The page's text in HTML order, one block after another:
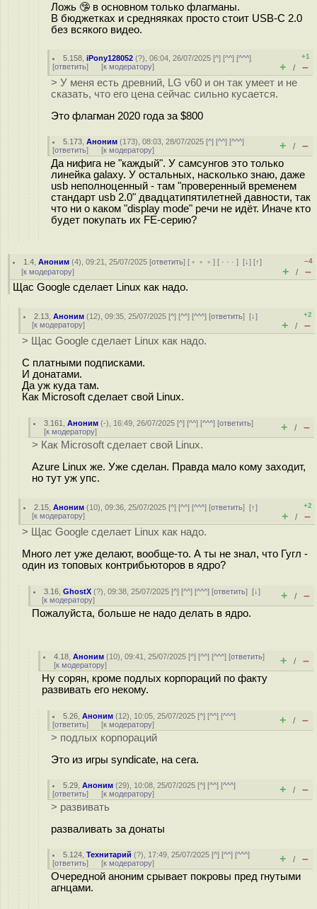
Ложь 🤥 в основном только флагманы.
В бюджетках и средняяках просто стоит USB-C 2.0
без всякого видео.
5.158 ,iPony128052 (?), 06:04, 26/07/2025 [^] [^^] [^^^]
[ответить] [к модератору]
+1
+ / –
> У меня есть древний, LG v60 и он так умеет и не
сказать, что его цена сейчас сильно кусается.
Это флагман 2020 года за $800
5.173 ,Аноним (173), 08:03, 28/07/2025 [^] [^^] [^^^]
[ответить] [к модератору] + / –
Да нифига не "каждый". У самсунгов это только
линейка galaxy. У остальных, насколько знаю, даже
usb неполноценный - там "проверенный временем
стандарт usb 2.0" двадцатипятилетней давности, так
что ни о каком "display mode" речи не идёт. Иначе кто
будет покупать их FE-серию?
1.4 ,Аноним (4), 09:21, 25/07/2025 [ответить] [ ﹢﹢﹢] [ · · ·][↓] [↑]
[к модератору]
–4
+ / –
Щас Google сделает Linux как надо.
2.13 ,Аноним (12), 09:35, 25/07/2025 [^] [^^] [^^^] [ответить][↓]
[к модератору]
+2
+ / –
> Щас Google сделает Linux как надо.
С платными подписками.
И донатами.
Да уж куда там.
Как Microsoft сделает свой Linux.
3.161 ,Аноним (-), 16:49, 26/07/2025 [^] [^^] [^^^] [ответить]
[к модератору] + / –
> Как Microsoft сделает свой Linux.
Azure Linux же. Уже сделан. Правда мало кому заходит,
но тут уж упс.
2.15 ,Аноним (10), 09:36, 25/07/2025 [^] [^^] [^^^] [ответить][↑]
[к модератору]
+2
+ / –
> Щас Google сделает Linux как надо.
Много лет уже делают, вообще-то. А ты не знал, что Гугл -
один из топовых контрибьюторов в ядро?
3.16 ,GhostX (?), 09:38, 25/07/2025 [^] [^^] [^^^] [ответить][↓]
[к модератору] + / –
Пожалуйста, больше не надо делать в ядро.
4.18 ,Аноним (10), 09:41, 25/07/2025 [^] [^^] [^^^] [ответить]
[к модератору] + / –
Ну сорян, кроме подлых корпораций по факту
развивать его некому.
5.26 ,Аноним (12), 10:05, 25/07/2025 [^] [^^] [^^^]
[ответить] [к модератору] + / –
> подлых корпораций
Это из игры syndicate, на сега.
5.29 ,Аноним (29), 10:08, 25/07/2025 [^] [^^] [^^^]
[ответить] [к модератору] + / –
> развивать
разваливать за донаты
5.124 ,Технитарий (?), 17:49, 25/07/2025 [^] [^^] [^^^]
[ответить] [к модератору] + / –
Очередной аноним срывает покровы пред гнутыми
агнцами.